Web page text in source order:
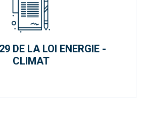
DE LA LOI ENERGIE -
CLIMAT